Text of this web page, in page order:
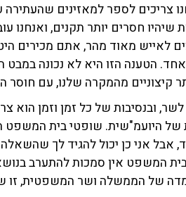
צריכים לספר למאזינים
שיהיו חסרים יותר תקנים,
הטענה הזו היא לא נכונה במבט
קיצוניים מהמקרה שלנו, עם חוסר
ובנסיבות של כל זמן וזמן הוא
של היועמ"שית. שופטי בית
אבל אני כן יכול להגיד לך
המשפט אין סמכות להתערב
של הממשלה ושר המשפטית, זו